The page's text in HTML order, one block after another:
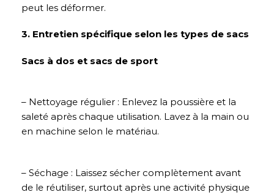
peut les déformer.
3. Entretien spécifique selon les types de sacs
Sacs à dos et sacs de sport
– Nettoyage régulier : Enlevez la poussière et la
saleté après chaque utilisation. Lavez à la main ou
en machine selon le matériau.
– Séchage : Laissez sécher complètement avant
de le réutiliser, surtout après une activité physique